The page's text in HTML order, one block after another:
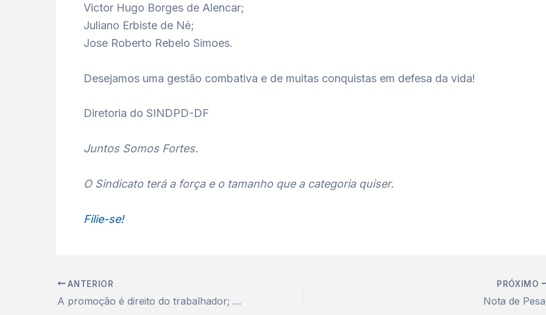
Victor Hugo Borges de Alencar;
Juliano Erbiste de Né;
Jose Roberto Rebelo Simoes.
Desejamos uma gestão combativa e de muitas conquistas em defesa da vida!
Diretoria do SINDPD-DF
Juntos Somos Fortes.
O Sindicato terá a força e o tamanho que a categoria quiser.
Filie-se!
ANTERIOR
A promoção é direito do trabalhador; a reclassificação é dever do Serpro
PRÓXIMO
Nota de